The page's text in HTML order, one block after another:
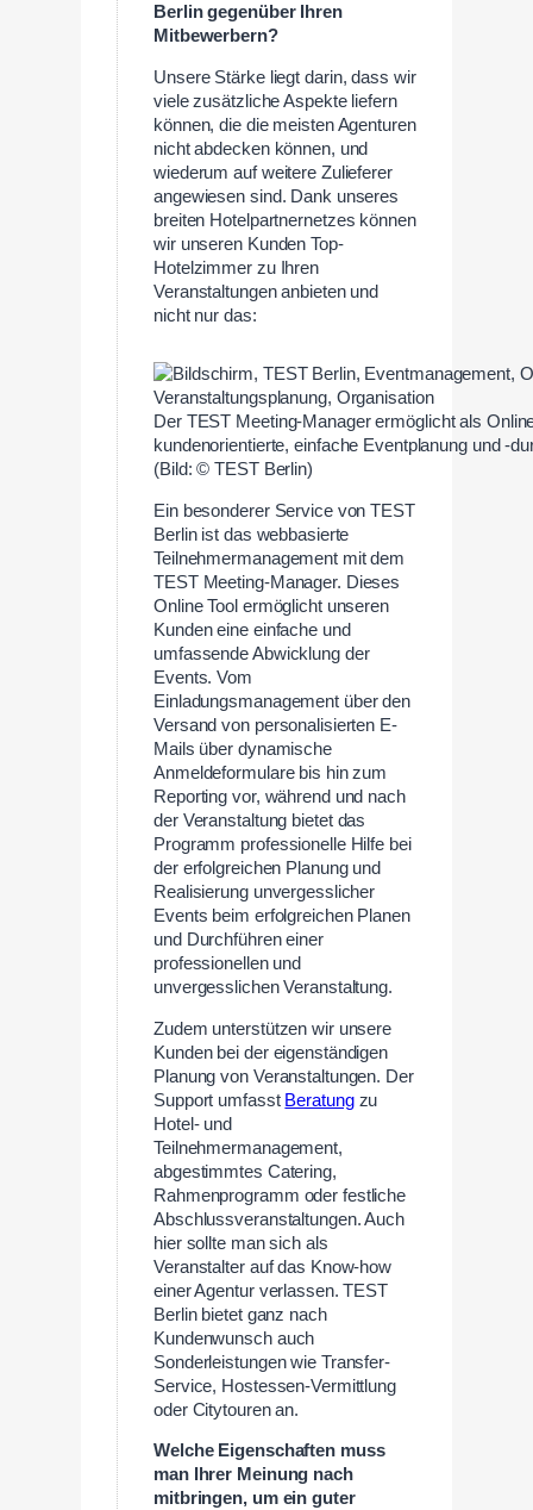
Berlin gegenüber Ihren
Mitbewerbern?
Unsere Stärke liegt darin, dass wir
viele zusätzliche Aspekte liefern
können, die die meisten Agenturen
nicht abdecken können, und
wiederum auf weitere Zulieferer
angewiesen sind. Dank unseres
breiten Hotelpartnernetzes können
wir unseren Kunden Top-
Hotelzimmer zu Ihren
Veranstaltungen anbieten und
nicht nur das:
Der TEST Meeting-Manager ermöglicht als
kundenorientierte, einfache Eventplanung und -
(Bild: © TEST Berlin)
Ein besonderer Service von TEST
Berlin ist das webbasierte
Teilnehmermanagement mit dem
TEST Meeting-Manager. Dieses
Online Tool ermöglicht unseren
Kunden eine einfache und
umfassende Abwicklung der
Events. Vom
Einladungsmanagement über den
Versand von personalisierten E-
Mails über dynamische
Anmeldeformulare bis hin zum
Reporting vor, während und nach
der Veranstaltung bietet das
Programm professionelle Hilfe bei
der erfolgreichen Planung und
Realisierung unvergesslicher
Events beim erfolgreichen Planen
und Durchführen einer
professionellen und
unvergesslichen Veranstaltung.
Zudem unterstützen wir unsere
Kunden bei der eigenständigen
Planung von Veranstaltungen. Der
Support umfasst Beratungzu
Hotel- und
Teilnehmermanagement,
abgestimmtes Catering,
Rahmenprogramm oder festliche
Abschlussveranstaltungen. Auch
hier sollte man sich als
Veranstalter auf das Know-how
einer Agentur verlassen. TEST
Berlin bietet ganz nach
Kundenwunsch auch
Sonderleistungen wie Transfer-
Service, Hostessen-Vermittlung
oder Citytouren an.
Welche Eigenschaften muss
man Ihrer Meinung nach
mitbringen, um ein guter